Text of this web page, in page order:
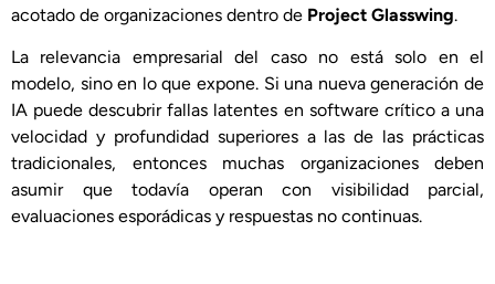
acotado de organizaciones dentro de Project Glasswing.
La relevancia empresarial del caso no está solo en el
modelo, sino en lo que expone. Si una nueva generación de
IA puede descubrir fallas latentes en software crítico a una
velocidad y profundidad superiores a las de las prácticas
tradicionales, entonces muchas organizaciones deben
asumir que todavía operan con visibilidad parcial,
evaluaciones esporádicas y respuestas no continuas.